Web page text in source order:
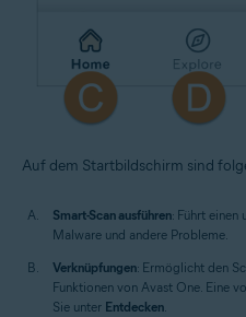
Auf dem Startbildschirm sind
Smart-Scan ausführen: Führt einen
Malware und andere Probleme.
Verknüpfungen: Ermöglicht den
Funktionen von Avast One. Eine
Sie unter Entdecken.